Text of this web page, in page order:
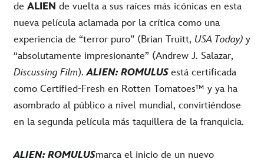
de ALIEN de vuelta a sus raíces más icónicas en esta
nueva película aclamada por la crítica como una
experiencia de “terror puro” (Brian Truitt, USA Today) y
“absolutamente impresionante” (Andrew J. Salazar,
Discussing Film). ALIEN: ROMULUS está certificada
como Certified-Fresh en Rotten Tomatoes™ y ya ha
asombrado al público a nivel mundial, convirtiéndose
en la segunda película más taquillera de la franquicia.
ALIEN: ROMULUSmarca el inicio de un nuevo